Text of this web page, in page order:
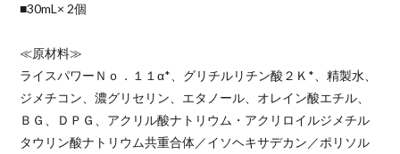
■30mL× 2個
≪原材料≫
ライスパワーＮｏ．１１α*、グリチルリチン酸２Ｋ*、精製水、
ジメチコン、濃グリセリン、エタノール、オレイン酸エチル、
ＢＧ、ＤＰＧ、アクリル酸ナトリウム・アクリロイルジメチル
タウリン酸ナトリウム共重合体／イソヘキサデカン／ポリソル